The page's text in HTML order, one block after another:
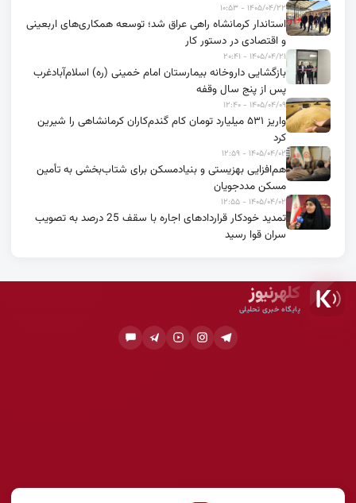
۱۴۰۵/۰۴/۲۲ - ۱۰:۵۳
استاندار کرمانشاه راهی عراق شد؛ توسعه همکاری‌های اربعینی
و اقتصادی در دستور کار
۱۴۰۵/۰۴/۲۱ - ۲۰:۴۱
بازگشایی داروخانه بیمارستان امام خمینی (ره) اسلام‌آبادغرب
پس از پنج سال وقفه
۱۴۰۵/۰۴/۰۹ - ۱۲:۴۰
واریز ۵۳۱ میلیارد تومان کام گندم‌کاران کرمانشاهی را شیرین
کرد
۱۴۰۵/۰۴/۰۲ - ۱۲:۵۹
هم‌افزایی بهزیستی و بنیادمسکن برای شتاب‌بخشی به تأمین
مسکن مددجویان
۱۴۰۵/۰۴/۰۲ - ۱۲:۵۵
تمدید خودکار قراردادهای اجاره با سقف 25 درصد به تصویب
سران قوا رسید
کلهرنیوز
پایگاه خبری تحلیلی